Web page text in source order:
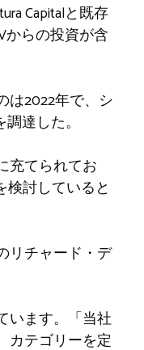
Capitalと既存
からの投資が含
は2022年で、シ
達した。
充てられてお
検討していると
リチャード・デ
います。「当社
カテゴリーを定